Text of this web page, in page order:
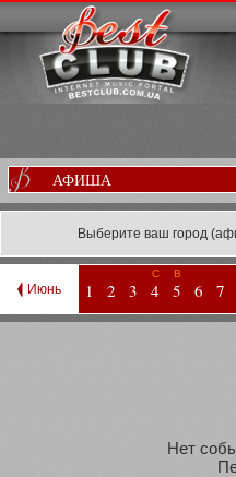
АФИША
Выберите ваш город
Июнь 1 2 3
С
4
В
5 6 7
Нет